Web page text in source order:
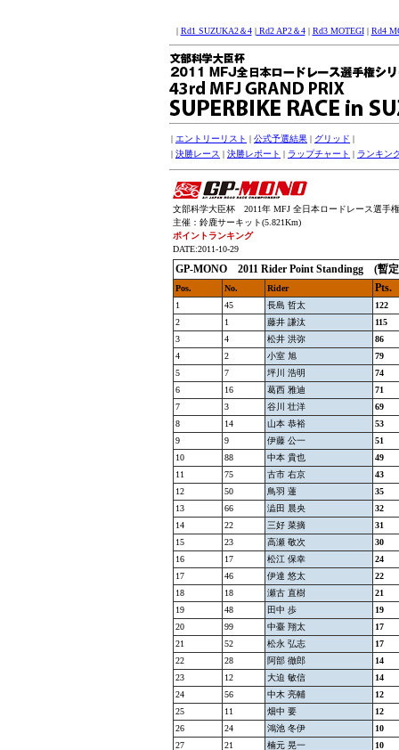
| Rd1 SUZUKA2＆4|Rd2 AP2＆4| Rd3 MOTEGI| Rd4
| エントリーリスト | 公式予選結果 | グリッド |
| 決勝レース | 決勝レポート | ラップチャート | ランキン
文部科学大臣杯 2011年 MFJ 全日本ロードレース選手
主催：鈴鹿サーキット(5.821Km)
ポイントランキング
DATE:2011-10-29
GP-MONO 2011 Rider Point Standingg (暫定
Pos. No. Rider Pts.
1 45 長島 哲太
122
2
1 藤井 謙汰
115
3
4 松井 洪弥
86
4
2 小室 旭
79
5
7 坪川 浩明
74
6
16 葛西 雅迪
71
7
3 谷川 壮洋
69
8
14 山本 恭裕
53
9
9 伊藤 公一
51
10
88 中本 貴也
49
11
75 古市 右京
43
12
50 鳥羽 蓮
35
13
66 澁田 晨央
32
14
22 三好 菜摘
31
15
23 高瀬 敬次
30
16
17 松江 保幸
24
17
46 伊達 悠太
22
18
18 瀬古 直樹
21
19
48 田中 歩
19
20
99 中臺 翔太
17
21
52 松永 弘志
17
22
28 阿部 徹郎
14
23
12 大迫 敏信
14
24
56 中木 亮輔
12
25
11 畑中 要
12
26
24 鴻池 冬伊
10
27
21 楠元 晃一
10